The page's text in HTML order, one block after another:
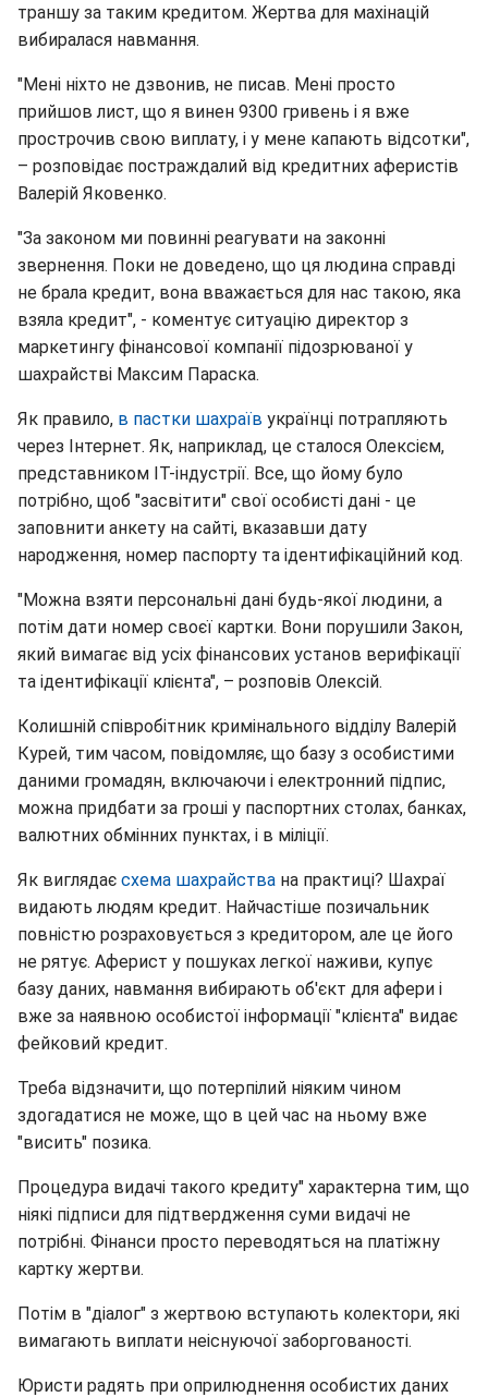
траншу за таким кредитом. Жертва для махінацій
вибиралася навмання.
"Мені ніхто не дзвонив, не писав. Мені просто
прийшов лист, що я винен 9300 гривень і я вже
прострочив свою виплату, і у мене капають відсотки",
– розповідає постраждалий від кредитних аферистів
Валерій Яковенко.
"За законом ми повинні реагувати на законні
звернення. Поки не доведено, що ця людина справді
не брала кредит, вона вважається для нас такою, яка
взяла кредит", - коментує ситуацію директор з
маркетингу фінансової компанії підозрюваної у
шахрайстві Максим Параска.
Як правило, в пастки шахраїв українці потрапляють
через Інтернет. Як, наприклад, це сталося Олексієм,
представником IT-індустрії. Все, що йому було
потрібно, щоб "засвітити" свої особисті дані - це
заповнити анкету на сайті, вказавши дату
народження, номер паспорту та ідентифікаційний код.
"Можна взяти персональні дані будь-якої людини, а
потім дати номер своєї картки. Вони порушили Закон,
який вимагає від усіх фінансових установ верифікації
та ідентифікації клієнта", – розповів Олексій.
Колишній співробітник кримінального відділу Валерій
Курей, тим часом, повідомляє, що базу з особистими
даними громадян, включаючи і електронний підпис,
можна придбати за гроші у паспортних столах, банках,
валютних обмінних пунктах, і в міліції.
Як виглядає схема шахрайства на практиці? Шахраї
видають людям кредит. Найчастіше позичальник
повністю розраховується з кредитором, але це його
не рятує. Аферист у пошуках легкої наживи, купує
базу даних, навмання вибирають об'єкт для афери і
вже за наявною особистої інформації "клієнта" видає
фейковий кредит.
Треба відзначити, що потерпілий ніяким чином
здогадатися не може, що в цей час на ньому вже
"висить" позика.
Процедура видачі такого кредиту" характерна тим, що
ніякі підписи для підтвердження суми видачі не
потрібні. Фінанси просто переводяться на платіжну
картку жертви.
Потім в "діалог" з жертвою вступають колектори, які
вимагають виплати неіснуючої заборгованості.
Юристи радять при оприлюднення особистих даних